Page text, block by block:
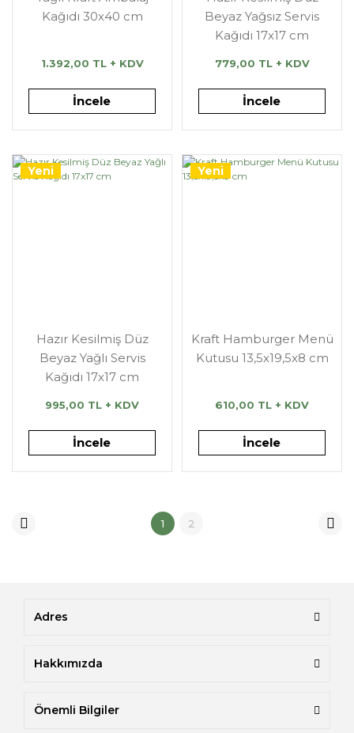
Kağıdı 30x40 cm
1.392,00 TL + KDV
İncele
Beyaz Yağsız Servis
Kağıdı 17x17 cm
779,00 TL + KDV
İncele
Yeni
Hazır Kesilmiş Düz
Beyaz Yağlı Servis
Kağıdı 17x17 cm
995,00 TL + KDV
İncele
Yeni
Kraft Hamburger Menü
Kutusu 13,5x19,5x8 cm
610,00 TL + KDV
İncele
1 2
Adres
Hakkımızda
Önemli Bilgiler